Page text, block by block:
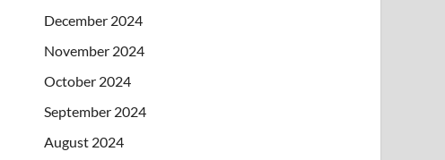
December 2024
November 2024
October 2024
September 2024
August 2024